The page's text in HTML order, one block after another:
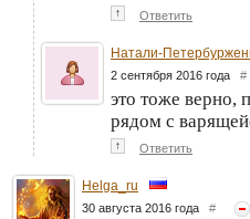
↑ Ответить
Натали-
2 сентября 2016 года #
это тоже верно,
рядом с
↑ Ответить
Helga_ru
30 августа 2016 года #